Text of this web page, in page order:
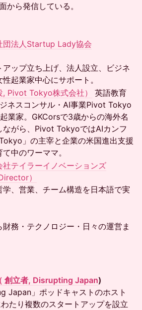
から発信している。
団法人Startup Lady協会
アップ立ち上げ、法人設立、ビジネ
起業家中心にサポート。
Pivot Tokyo株式会社）
英語教育
ネスコンサル・AI事業Pivot Tokyo
業家。GKCorsで3歳からの海外名
ながら、Pivot TokyoではAIカンフ
」の主宰と企業の米国進出支援
中のワーママ。
テイラーイノベーションズ
）
学、営業、チーム構造を日本語で実
財務・テクノロジー・日々の運営ま
創立者, Disrupting Japan)
Japan」ポッドキャストのホスト
たり複数のスタートアップを設立